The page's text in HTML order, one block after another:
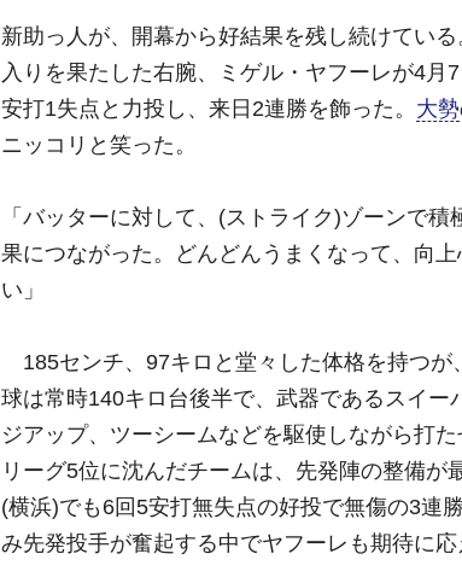
新助っ人が、開幕から好結果を残し続けてい
入りを果たした右腕、ミゲル・ヤフーレが4月
安打1失点と力投し、来日2連勝を飾った。 大勢
ニッコリと笑った。
「バッターに対して、(ストライク)ゾーンで
果につながった。どんどんうまくなって、向
い」
185センチ、97キロと堂々した体格を持つが
球は常時140キロ台後半で、武器であるスイー
ジアップ、ツーシームなどを駆使しながら打た
リーグ5位に沈んだチームは、先発陣の整備が
(横浜)でも6回5安打無失点の好投で無傷の3連
み先発投手が奮起する中でヤフーレも期待に応